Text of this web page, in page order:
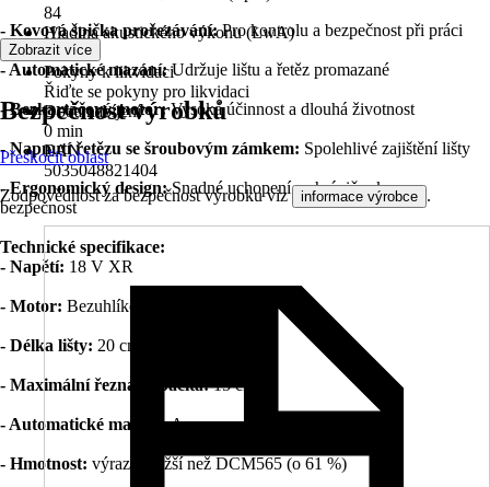
84
Hladina akustického výkonu (LwA)
92
Pokyny k likvidaci
Řiďte se pokyny pro likvidaci
Doba nabíjení
0 min
EAN
5035048821404
- Kovová špička prořezávání:Pro kontrolu a bezpečnost při práci
- Automatické mazání:Udržuje lištu a řetěz promazané
- Bezkartáčový motor:Vysoká účinnost a dlouhá životnost
- Napnutí řetězu se šroubovým zámkem: Spolehlivé zajištění lišty
- Ergonomický design:Snadné uchopení a chránič ruky pro
bezpečnost
Technické specifikace:
- Napětí: 18 V XR
- Motor: Bezuhlíkový
- Délka lišty: 20 cm
- Maximální řezná kapacita:15 cm
- Automatické mazání:Ano
- Hmotnost: výrazně nižší než DCM565 (o 61 %)
Zobrazit více
Bezpečnost výrobků
Přeskočit oblast
Zodpovědnost za bezpečnost výrobku viz informace výrobce .